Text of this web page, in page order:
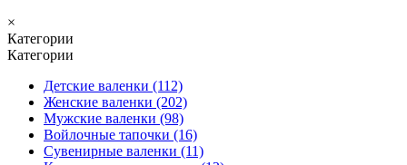
×
Категории
Категории
Детские валенки (112)
Женские валенки (202)
Мужские валенки (98)
Войлочные тапочки (16)
Сувенирные валенки (11)